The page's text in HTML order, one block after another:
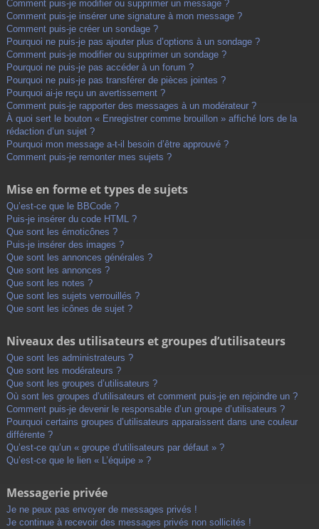
Comment puis-je modifier ou supprimer un message ?
Comment puis-je insérer une signature à mon message ?
Comment puis-je créer un sondage ?
Pourquoi ne puis-je pas ajouter plus d’options à un sondage ?
Comment puis-je modifier ou supprimer un sondage ?
Pourquoi ne puis-je pas accéder à un forum ?
Pourquoi ne puis-je pas transférer de pièces jointes ?
Pourquoi ai-je reçu un avertissement ?
Comment puis-je rapporter des messages à un modérateur ?
À quoi sert le bouton « Enregistrer comme brouillon » affiché lors de la
rédaction d’un sujet ?
Pourquoi mon message a-t-il besoin d’être approuvé ?
Comment puis-je remonter mes sujets ?
Mise en forme et types de sujets
Qu’est-ce que le BBCode ?
Puis-je insérer du code HTML ?
Que sont les émoticônes ?
Puis-je insérer des images ?
Que sont les annonces générales ?
Que sont les annonces ?
Que sont les notes ?
Que sont les sujets verrouillés ?
Que sont les icônes de sujet ?
Niveaux des utilisateurs et groupes d’utilisateurs
Que sont les administrateurs ?
Que sont les modérateurs ?
Que sont les groupes d’utilisateurs ?
Où sont les groupes d’utilisateurs et comment puis-je en rejoindre un ?
Comment puis-je devenir le responsable d’un groupe d’utilisateurs ?
Pourquoi certains groupes d’utilisateurs apparaissent dans une couleur
différente ?
Qu’est-ce qu’un « groupe d’utilisateurs par défaut » ?
Qu’est-ce que le lien « L’équipe » ?
Messagerie privée
Je ne peux pas envoyer de messages privés !
Je continue à recevoir des messages privés non sollicités !